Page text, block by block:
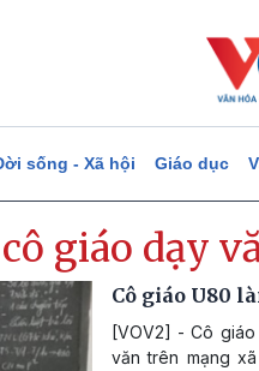
sống - Xã hội Giáo dục
cô giáo dạy
Cô giáo U80
[VOV2] - Cô
văn trên mạng